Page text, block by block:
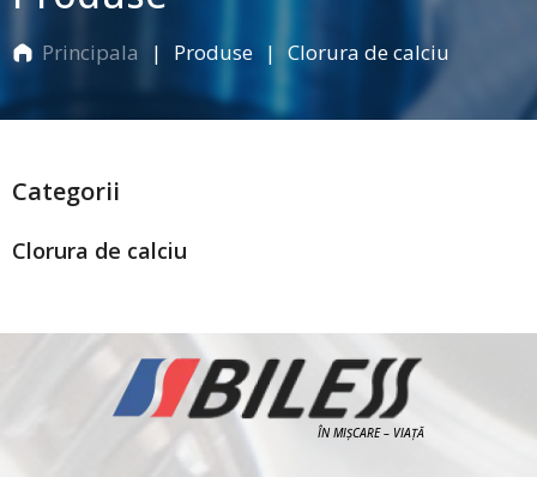
Principala Produse Clorura de calciu
Categorii
Clorura de calciu
ÎN MIȘCARE – VIAȚĂ